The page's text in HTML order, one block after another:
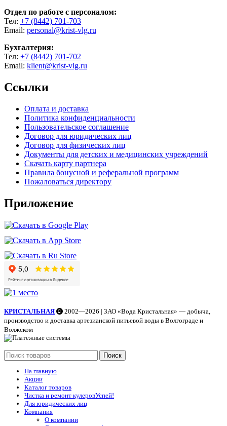
Отдел по работе с персоналом:
Тел: +7 (8442) 701-703
Email: personal@krist-vlg.ru
Бухгалтерия:
Тел: +7 (8442) 701-702
Email: klient@krist-vlg.ru
Ссылки
Оплата и доставка
Политика конфиденциальности
Пользовательское соглашение
Договор для юридических лиц
Договор для физических лиц
Документы для детских и медицинских учреждений
Скачать карту партнера
Правила бонусной и реферальной программ
Пожаловаться директору
Приложение
КРИСТАЛЬНАЯ
2002—2026 | ЗАО «Вода Кристальная» — добыча,
производство и доставка артезианской питьевой воды в Волгограде и
Волжском
Поиск
На главную
Акции
Каталог товаров
Чистка и ремонт кулеровУспей!
Для юридических лиц
Компания
О компании